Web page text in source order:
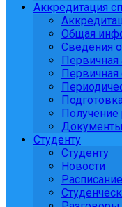
Аккредитация
Общая
Сведения
Первичная
Первичная
Получение
Студенту
Студенту
Новости